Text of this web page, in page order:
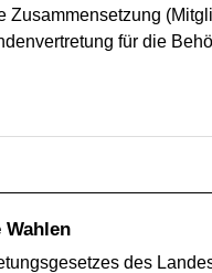
für die
Wahlen
des